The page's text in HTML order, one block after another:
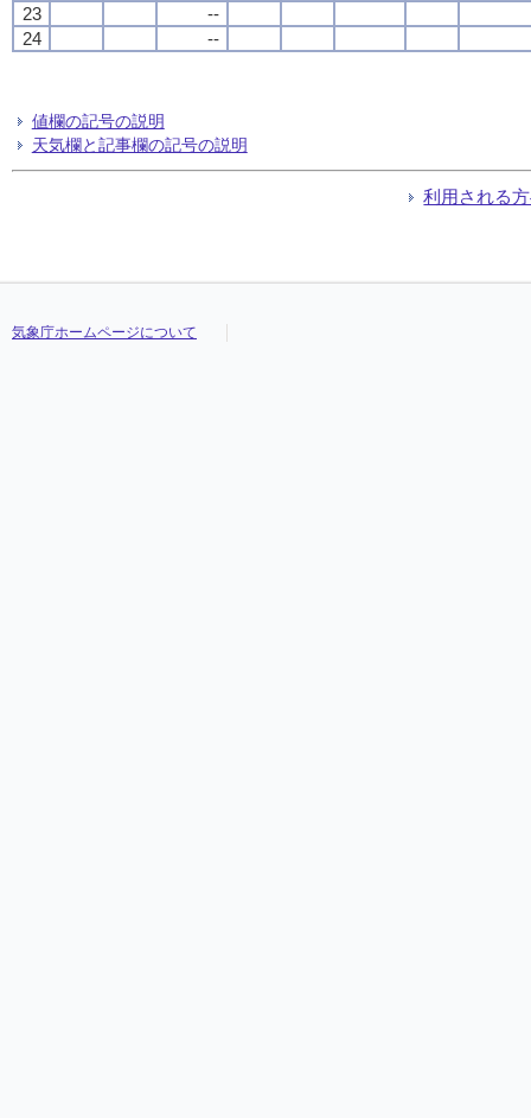
23
--
24
--
値欄の記号の説明
天気欄と記事欄の記号の説明
利用される
気象庁ホームページについて